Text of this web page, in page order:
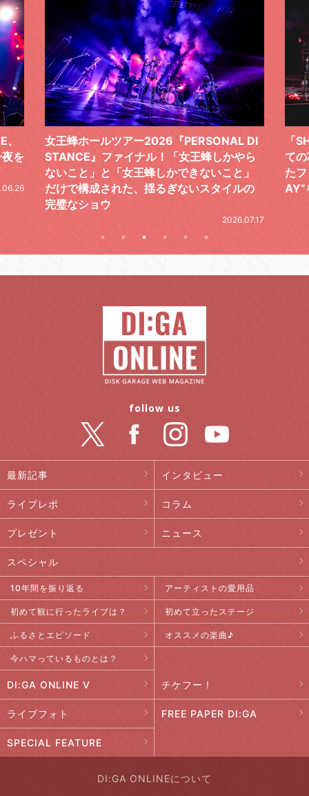
を
女王蜂ホールツアー2026『PERSONAL DI
STANCE』ファイナル！「女王蜂しかやら
ないこと」と「女王蜂しかできないこと」
だけで構成された、揺るぎないスタイルの
完璧なショウ
2026.07.17
「
て
た
AY”
最新記事 インタビュー
ライブレポ コラム
プレゼント ニュース
スペシャル
10年間を振り返る アーティストの愛用品
初めて観に行ったライブは？ 初めて立ったステージ
ふるさとエピソード オススメの楽曲♪
今ハマっているものとは？
DI:GA ONLINE V チケフー！
ライブフォト FREE PAPER DI:GA
SPECIAL FEATURE
follow us
DI:GA ONLINEについて